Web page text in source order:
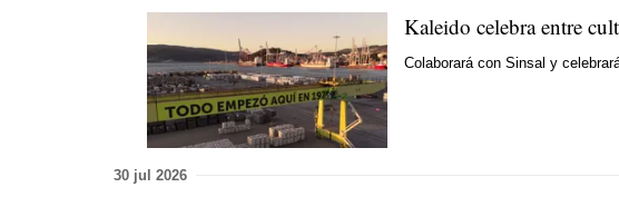
Kaleido celebra entre
Colaborará con Sinsal y
30 jul 2026